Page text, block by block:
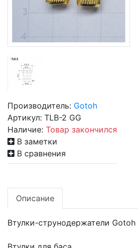
Производитель: Gotoh
Артикул: TLB-2 GG
Наличие: Товар закончился
В заметки
В сравнения
Описание
Втулки-струнодержатели Gotoh